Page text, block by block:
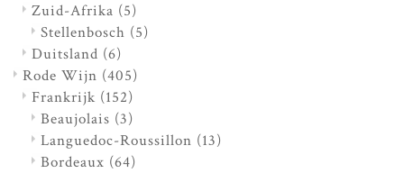
Zuid-Afrika (5)
Stellenbosch (5)
Duitsland (6)
Rode Wijn (405)
Frankrijk (152)
Beaujolais (3)
Languedoc-Roussillon (13)
Bordeaux (64)